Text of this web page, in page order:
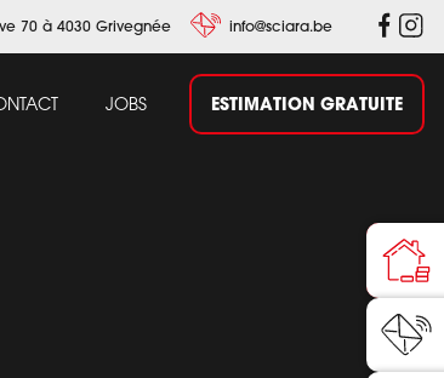
70 à 4030 Grivegnée info@sciara.be
JOBS ESTIMATION GRATUITE